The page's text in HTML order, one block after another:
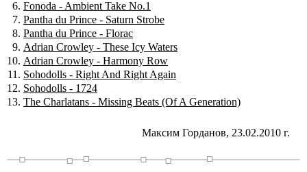
Fonoda - Ambient Take No.1
Pantha du Prince - Saturn Strobe
Pantha du Prince - Florac
Adrian Crowley - These Icy Waters
Adrian Crowley - Harmony Row
Sohodolls - Right And Right Again
Sohodolls - 1724
The Charlatans - Missing Beats (Of A Generation)
Максим Горданов, 23.02.2010 г.